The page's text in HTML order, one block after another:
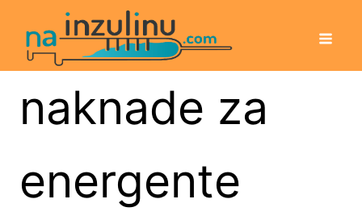
naknade za
energente